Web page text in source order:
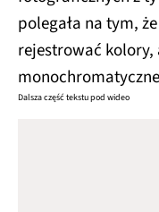
polegała na tym,
rejestrować kolory,
Dalsza część tekstu pod wideo